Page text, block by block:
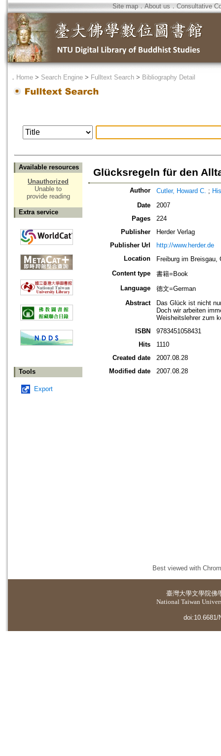
Site map．About us ． Consultative
． Home > Search Engine > Fulltext Search > Bibliography Detail
Available resources
Unauthorized
Unable to
provide reading
Extra service
Tools
Export
Glücksregeln für den
Author Cutler, Howard C. ;
Date
2007
Pages
224
Publisher
Herder Verlag
Publisher Url
http://www.herder.de
Location
Freiburg im
Content type
書籍=Book
Language
德文=German
Abstract
Das Glück ist nicht
Doch wir arbeiten
Weisheitslehrer zum
ISBN
9783451058431
Hits
1110
Created date
2007.08.28
Modified date
2007.08.28
Best viewed with
臺灣大學文學院佛
National Taiwan
doi:10.6681/